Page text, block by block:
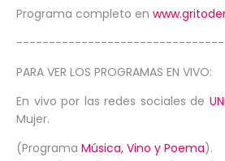
Programa completo en
PARA VER LOS PROGRAMAS EN VIVO:
En vivo por las redes sociales de
Mujer.
(Programa Música, Vino y Poema).